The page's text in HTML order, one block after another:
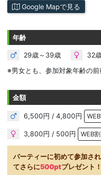
Google Mapで見る
年齢
29歳～39歳
32
※男女とも、参加対象年齢の前
金額
6,500円 / 4,800円
3,800円 / 500円 WEB割
パーティーに初めて参加さ
てさらに500ptプレゼント！